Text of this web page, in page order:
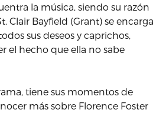
la música, siendo su razón
Clair Bayfield (Grant) se encarga
sus deseos y caprichos,
el hecho que ella no sabe
tiene sus momentos de
más sobre Florence Foster